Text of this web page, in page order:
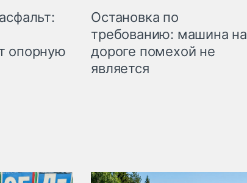
опорную
Остановка по
требованию: машина на
дороге помехой не
является